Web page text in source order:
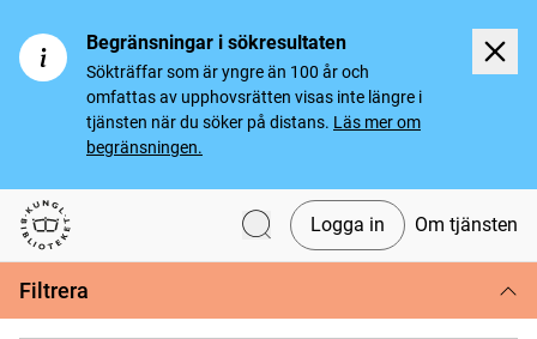
Begränsningar i sökresultaten
Sökträffar som är yngre än 100 år och
omfattas av upphovsrätten visas inte längre i
tjänsten när du söker på distans. Läs mer om
begränsningen.
Svenska tidningar
Logga in Om tjänsten
Filtrera